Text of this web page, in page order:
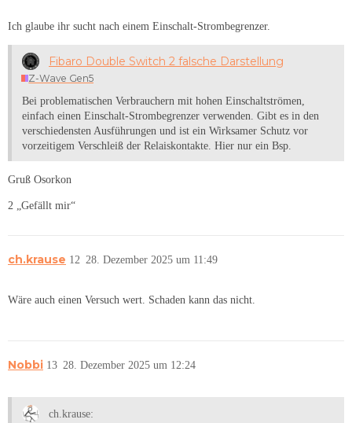
Ich glaube ihr sucht nach einem Einschalt-Strombegrenzer.
Fibaro Double Switch 2 falsche Darstellung
Z-Wave Gen5
Bei problematischen Verbrauchern mit hohen Einschaltströmen,
einfach einen Einschalt-Strombegrenzer verwenden. Gibt es in den
verschiedensten Ausführungen und ist ein Wirksamer Schutz vor
vorzeitigem Verschleiß der Relaiskontakte. Hier nur ein Bsp.
Gruß Osorkon
2 „Gefällt mir“
ch.krause 28. Dezember 2025 um 11:49
12
Wäre auch einen Versuch wert. Schaden kann das nicht.
Nobbi 28. Dezember 2025 um 12:24
13
ch.krause: